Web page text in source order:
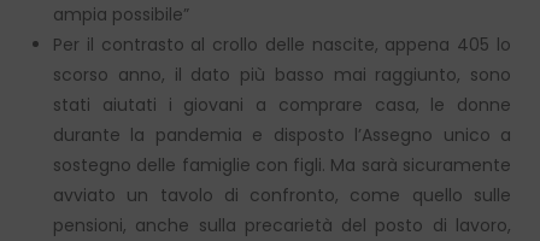
ampia possibile”
Per il contrasto al crollo delle nascite, appena 405 lo
scorso anno, il dato più basso mai raggiunto, sono
stati aiutati i giovani a comprare casa, le donne
durante la pandemia e disposto l’Assegno unico a
sostegno delle famiglie con figli. Ma sarà sicuramente
avviato un tavolo di confronto, come quello sulle
pensioni, anche sulla precarietà del posto di lavoro,